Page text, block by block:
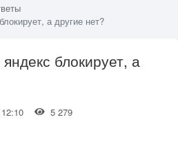
а другие нет?
блокирует, а
12:10 5 279